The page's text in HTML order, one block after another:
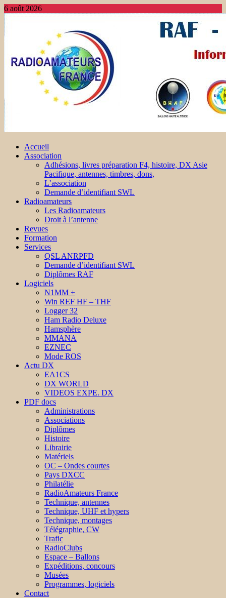
6 août 2026
Accueil
Association
Adhésions, livres préparation F4, histoire, DX Asie
Pacifique, antennes, timbres, dons,
L’association
Demande d’identifiant SWL
Radioamateurs
Les Radioamateurs
Droit à l’antenne
Revues
Formation
Services
QSL ANRPFD
Demande d’identifiant SWL
Diplômes RAF
Logiciels
N1MM +
Win REF HF – THF
Logger 32
Ham Radio Deluxe
Hamsphère
MMANA
EZNEC
Mode ROS
Actu DX
EA1CS
DX WORLD
VIDEOS EXPE. DX
PDF docs
Administrations
Associations
Diplômes
Histoire
Librairie
Matériels
OC – Ondes courtes
Pays DXCC
Philatélie
RadioAmateurs France
Technique, antennes
Technique, UHF et hypers
Technique, montages
Télégraphie, CW
Trafic
RadioClubs
Espace – Ballons
Expéditions, concours
Musées
Programmes, logiciels
Contact